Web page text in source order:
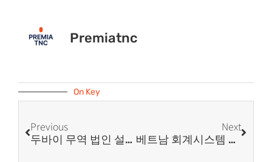
Premiatnc
On Key
Previous
두바이 무역 법인 설립과 운영: 중동 무역 거점으로 활용하는 방법
Next
베트남 회계시스템 VAS란 무엇인가? 실무에서 꼭 알아야 할 내용